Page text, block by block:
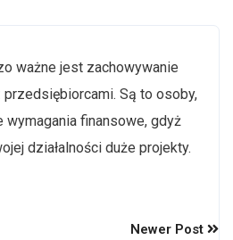
ważne jest zachowywanie
przedsiębiorcami. Są to osoby,
wymagania finansowe, gdyż
działalności duże projekty.
Newer Post